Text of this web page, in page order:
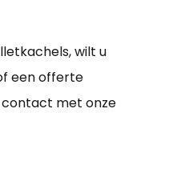
wilt u
een offerte
contact met onze